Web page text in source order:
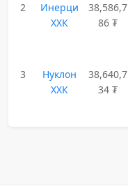
2
Инерци
ХХК
38,586,7
86 ₮
3
Нуклон
ХХК
38,640,7
34 ₮